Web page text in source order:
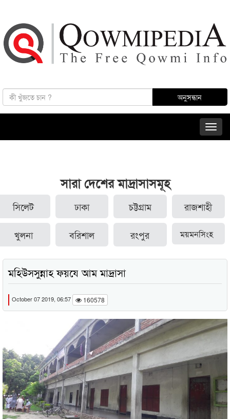
সারা দেশের মাদ্রাসাসমূহ
সিলেট ঢাকা চট্টগ্রাম রাজশাহী
খুলনা বরিশাল রংপুর ময়মনসিংহ
মহিউসসুন্নাহ ফয়যে আম মাদ্রাসা
October 07 2019, 06:57 160578